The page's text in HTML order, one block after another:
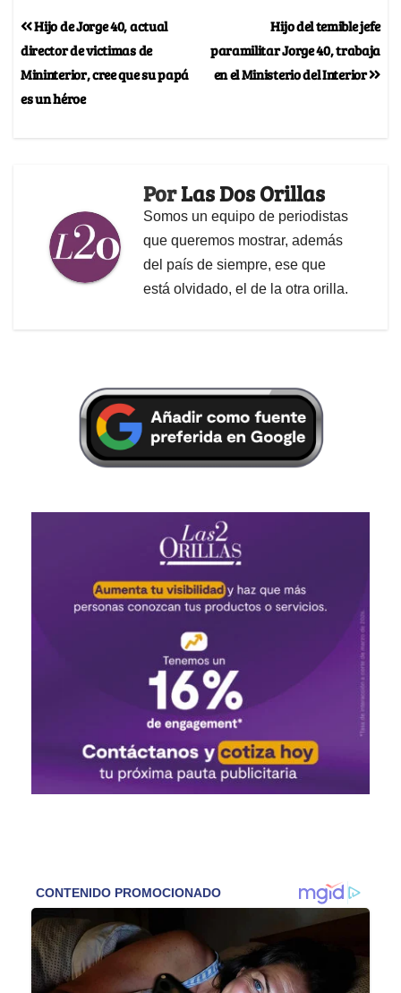
Hijo del temible jefe
paramilitar Jorge 40, trabaja
en el Ministerio del Interior
Hijo de Jorge 40, actual
director de victimas de
Mininterior, cree que su papá
es un héroe
PorLas Dos Orillas
Somos un equipo de periodistas
que queremos mostrar, además
del país de siempre, ese que
está olvidado, el de la otra orilla.